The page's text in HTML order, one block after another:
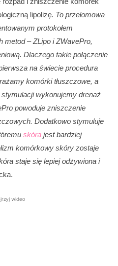
lipolizę. To przełomowa
protokołem
metod – ZLipo i ZWavePro,
Dlaczego takie połączenie
na świecie procedura
komórki tłuszczowe, a
wykonujemy drenaż
powoduje zniszczenie
Dodatkowo stymuluje
skóra jest bardziej
komórkowy skóry zostaje
staje się lepiej odżywiona i
wideo